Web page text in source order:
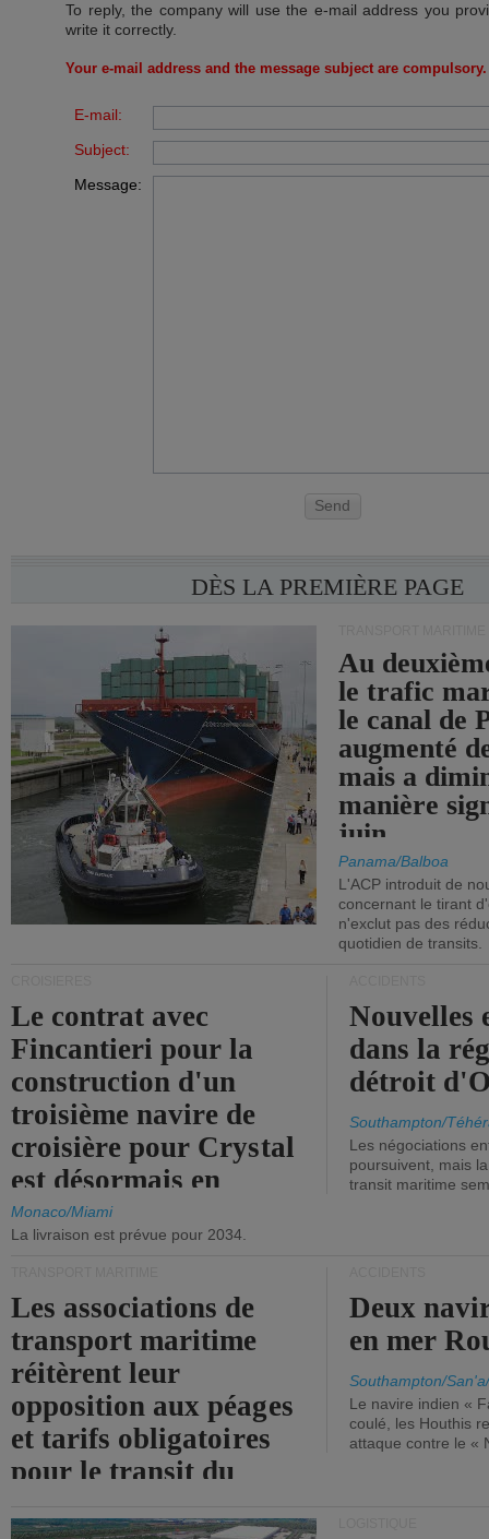
To reply, the company will use the e-mail address you
write it correctly.
Your e-mail address and the message subject are compulsory.
E-mail:
Subject:
Message:
Send
DÈS LA PREMIÈRE PAGE
Au
le trafic
le canal de
augmenté
mais a
manière
juin.
Panama/Balboa
L'ACP introduit de
concernant le tirant
n'exclut pas des
quotidien de transits.
Le contrat avec
Fincantieri pour la
construction d'un
troisième navire de
croisière pour Crystal
est désormais en
vigueur.
Monaco/Miami
La livraison est prévue pour 2034.
Nouvelles
dans la
détroit
Southampton/
Les négociations
poursuivent, mais
transit maritime
Les associations de
transport maritime
réitèrent leur
opposition aux péages
et tarifs obligatoires
pour le transit du
Deux
en mer
Southampton/
Le navire indien «
coulé, les Houthis
attaque contre le «